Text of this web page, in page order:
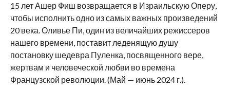
15 лет Ашер Фиш возвращается в Израильскую Оперу,
чтобы исполнить одно из самых важных произведений
20 века. Оливье Пи, один из величайших режиссеров
нашего времени, поставит леденящую душу
постановку шедевра Пуленка, посвященного вере,
жертвам и человеческой любви во времена
Французской революции. (Май — июнь 2024 г.).